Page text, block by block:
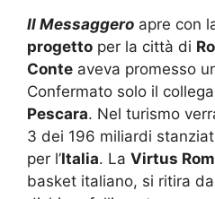
progettoper la città di
Conteaveva promesso
Confermato solo il
Pescara. Nel turismo
3 dei 196 miliardi stanziati
per l’Italia . LaVirtus
basket italiano, si ritira
dichiara fallimento.